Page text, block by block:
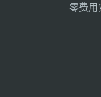
零费用